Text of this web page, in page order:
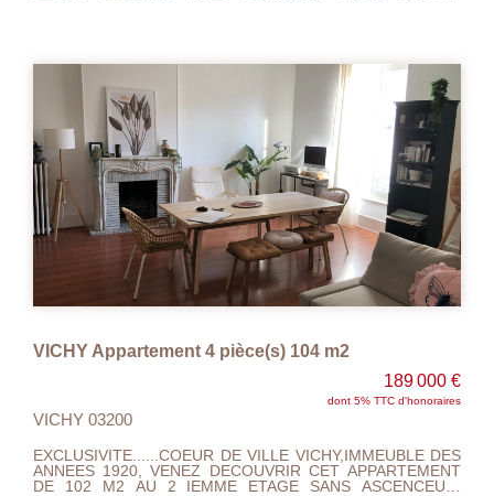
RESIDENCE SECONDAIRE....... A VISITER ET FAIRE
OFFRE....
VICHY Appartement 4 pièce(s) 104 m2
189 000 €
dont 5% TTC d'honoraires
VICHY 03200
EXCLUSIVITE......COEUR DE VILLE VICHY,IMMEUBLE DES
ANNEES 1920, VENEZ DECOUVRIR CET APPARTEMENT
DE 102 M2 AU 2 IEMME ETAGE SANS ASCENCEUR,